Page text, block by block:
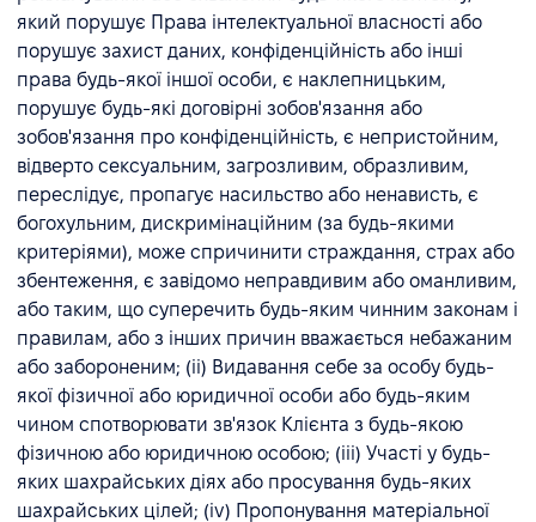
який порушує Права інтелектуальної власності або
порушує захист даних, конфіденційність або інші
права будь-якої іншої особи, є наклепницьким,
порушує будь-які договірні зобов'язання або
зобов'язання про конфіденційність, є непристойним,
відверто сексуальним, загрозливим, образливим,
переслідує, пропагує насильство або ненависть, є
богохульним, дискримінаційним (за будь-якими
критеріями), може спричинити страждання, страх або
збентеження, є завідомо неправдивим або оманливим,
або таким, що суперечить будь-яким чинним законам і
правилам, або з інших причин вважається небажаним
або забороненим; (ii) Видавання себе за особу будь-
якої фізичної або юридичної особи або будь-яким
чином спотворювати зв'язок Клієнта з будь-якою
фізичною або юридичною особою; (iii) Участі у будь-
яких шахрайських діях або просування будь-яких
шахрайських цілей; (iv) Пропонування матеріальної